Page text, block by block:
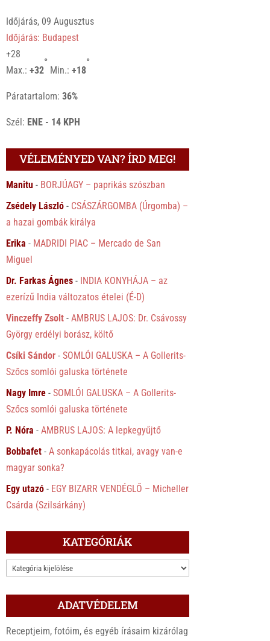
Időjárás, 09 Augusztus
Időjárás: Budapest
+28
Max.:+32
°
Min.:+18
°
Páratartalom:36%
Szél: ENE - 14 KPH
VÉLEMÉNYED VAN? ÍRD MEG!
Manitu - BORJÚAGY – paprikás szószban
Zsédely László - CSÁSZÁRGOMBA (Úrgomba) –
a hazai gombák királya
Erika - MADRIDI PIAC – Mercado de San
Miguel
Dr. Farkas Ágnes - INDIA KONYHÁJA – az
ezerízű India változatos ételei (É-D)
Vinczeffy Zsolt -AMBRUS LAJOS: Dr. Csávossy
György erdélyi borász, költő
Csíki Sándor -SOMLÓI GALUSKA – A Gollerits-
Szőcs somlói galuska története
Nagy Imre -SOMLÓI GALUSKA – A Gollerits-
Szőcs somlói galuska története
P. Nóra -AMBRUS LAJOS: A lepkegyűjtő
Bobbafet -A sonkapácolás titkai, avagy van-e
magyar sonka?
Egy utazó - EGY BIZARR VENDÉGLŐ – Micheller
Csárda (Szilsárkány)
KATEGÓRIÁK
KATEGÓRIÁK
ADATVÉDELEM
Receptjeim, fotóim, és egyéb írásaim kizárólag